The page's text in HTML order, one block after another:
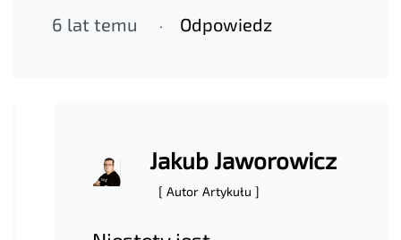
6 lat temu Odpowiedz
Jakub Jaworowicz
[ Autor Artykułu ]